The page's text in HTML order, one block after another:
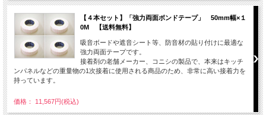
【４本セット】「強力両面ボンドテープ」 50mm幅×１
0M 【送料無料】
吸音ボードや遮音シート等、防音材の貼り付けに最適な
強力両面テープです。
接着剤の老舗メーカー、コニシの製品で、本来はキッチ
ンパネルなどの重量物の1次接着に使用される商品のため、非常に高い接着力を
持っています。
価格： 11,567円(税込)